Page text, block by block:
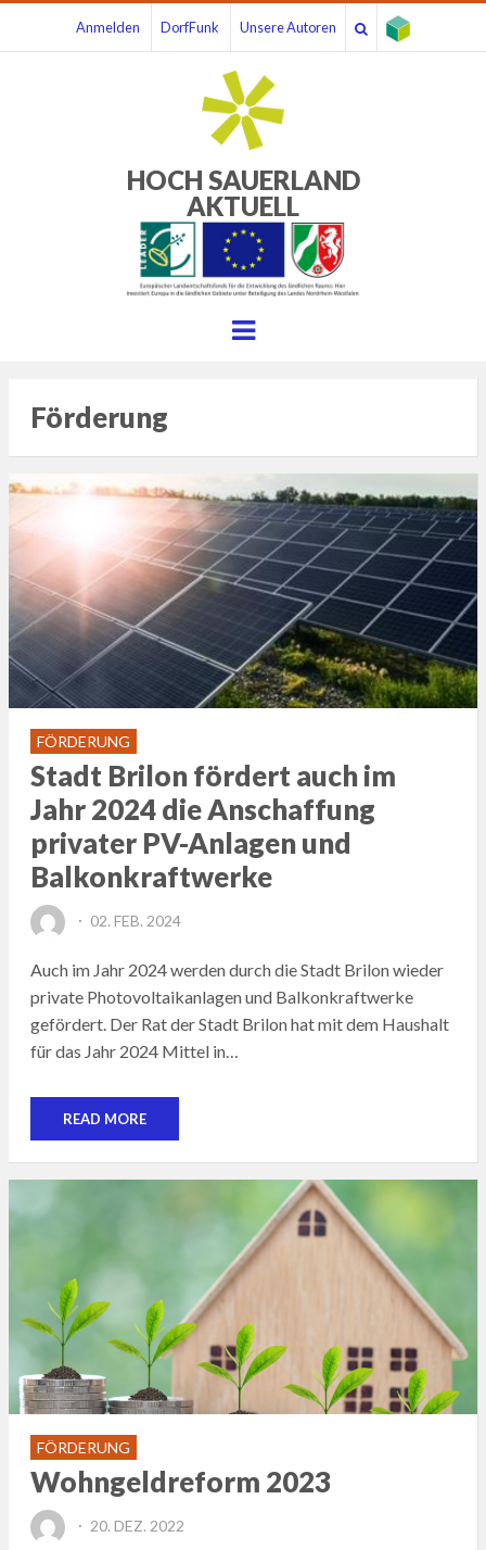
Anmelden DorfFunk Unsere Autoren
HOCH SAUERLAND
AKTUELL
Menu
Förderung
FÖRDERUNG
Stadt Brilon fördert auch im
Jahr 2024 die Anschaffung
privater PV-Anlagen und
Balkonkraftwerke
POSTED
02. FEB. 2024
Auch im Jahr 2024 werden durch die Stadt Brilon wieder
private Photovoltaikanlagen und Balkonkraftwerke
gefördert. Der Rat der Stadt Brilon hat mit dem Haushalt
für das Jahr 2024 Mittel in…
READ MORE
FÖRDERUNG
Wohngeldreform 2023
POSTED
20. DEZ. 2022